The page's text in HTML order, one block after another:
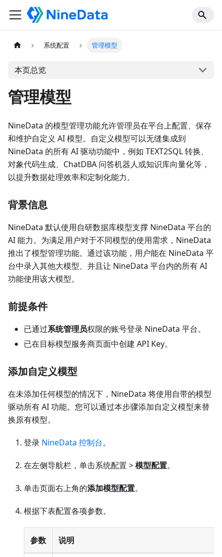
系统配置 管理模型
本页总览
管理模型
NineData 的模型管理功能允许管理员在平台上配置、保存
和维护自定义 AI 模型。自定义模型可以无缝集成到
NineData 的所有 AI 驱动功能中，例如 TEXT2SQL 转换、
对象代码生成、ChatDBA 问答机器人或知识库向量化等，
以提升数据处理效率和定制化能力。
背景信息
NineData 默认使用自研数据库模型支撑 NineData 平台的
AI 能力。为满足用户对于不同模型的使用需求，NineData
推出了模型管理功能。通过该功能，用户能在 NineData 平
台中录入其他大模型、并且让 NineData 平台内的所有 AI
功能使用该大模型。
前提条件
已通过系统管理员权限的账号登录 NineData 平台。
已在目标模型服务商页面中创建 API Key。
添加自定义模型
在未添加任何模型的情况下，NineData 将使用自带的模型
驱动所有 AI 功能。您可以通过本步骤添加自定义模型来替
换原有模型。
登录 NineData 控制台。
在左侧导航栏，单击系统配置 >模型配置。
单击页面右上角的添加模型配置。
根据下表配置各项参数。
参数 说明